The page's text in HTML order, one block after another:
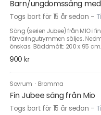
Barn/ungdomssäng
Togs bort för 15 år sedan -
Säng (serien Jubee) från MIO i
förvaringutrymmen säljes.
önskas. Bäddmått: 200 x 95
900 kr
Sovrum · Bromma
Fin Jubee säng från Mio
Togs bort för 15 år sedan -